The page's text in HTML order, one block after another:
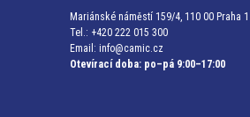
Mariánské náměstí 159/4, 110 00 Praha
Tel.: +420 222 015 300
Email: info@camic.cz
Otevírací doba: po–pá 9:00–17:00